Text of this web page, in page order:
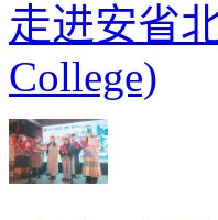
走进安省
College)